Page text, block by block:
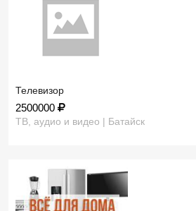
Телевизор
2500000
ТВ, аудио и видео | Батайск